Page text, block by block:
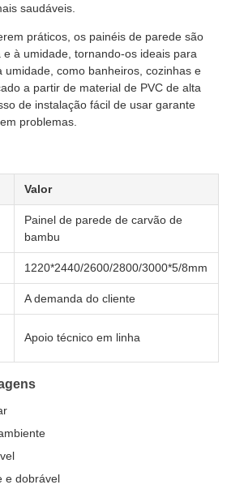
saudáveis.
práticos, os painéis de parede são
e à umidade, tornando-os ideais para
umidade, como banheiros, cozinhas e
a partir de material de PVC de alta
de instalação fácil de usar garante
problemas.
Valor
Painel de parede de carvão de
bambu
1220*2440/2600/2800/3000*5/8mm
A demanda do cliente
Apoio técnico em linha
e dobrável